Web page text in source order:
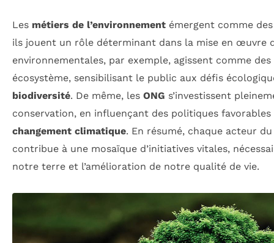
Les métiers de l’environnement émergent comme
ils jouent un rôle déterminant dans la mise en œuvre
environnementales, par exemple, agissent comme des
écosystème, sensibilisant le public aux défis
biodiversité. De même, les ONG s’investissent
conservation, en influençant des politiques
changement climatique. En résumé, chaque acteur
contribue à une mosaïque d’initiatives vitales,
notre terre et l’amélioration de notre qualité de vie.